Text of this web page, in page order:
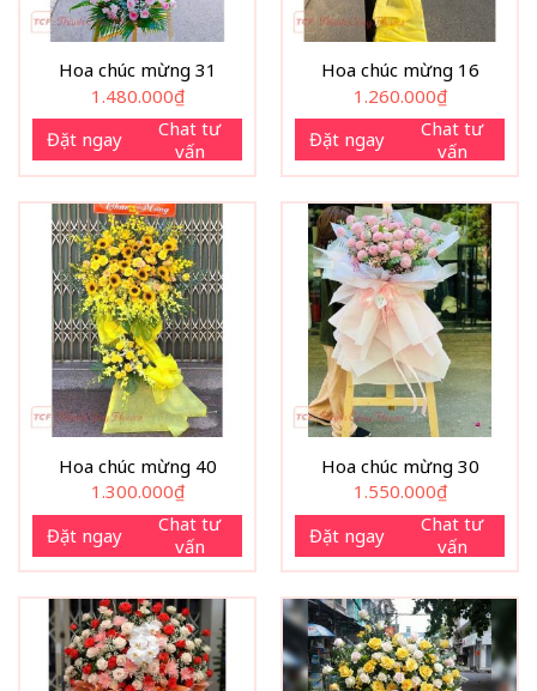
Hoa chúc mừng 31
1.480.000₫
Đặt ngay
Chat tư
vấn
Hoa chúc mừng 16
1.260.000₫
Đặt ngay
Chat tư
vấn
Hoa chúc mừng 40
1.300.000₫
Đặt ngay
Chat tư
vấn
Hoa chúc mừng 30
1.550.000₫
Đặt ngay
Chat tư
vấn